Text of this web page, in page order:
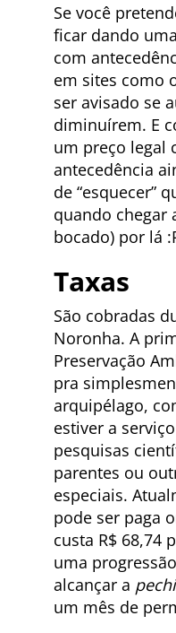
Se você
ficar dando
com
em sites como
ser avisado se
diminuírem. E
um preço legal
antecedência
de “esquecer”
quando chegar
bocado) por lá
Taxas
São cobradas
Noronha. A
Preservação
pra
arquipélago,
estiver a
pesquisas
parentes ou
especiais.
pode ser paga
custa R$ 68,74
uma
alcançar a
um mês de